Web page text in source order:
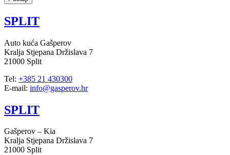
SPLIT
Auto kuća Gašperov
Kralja Stjepana Držislava 7
21000 Split
Tel: +385 21 430300
E-mail: info@gasperov.hr
SPLIT
Gašperov – Kia
Kralja Stjepana Držislava 7
21000 Split